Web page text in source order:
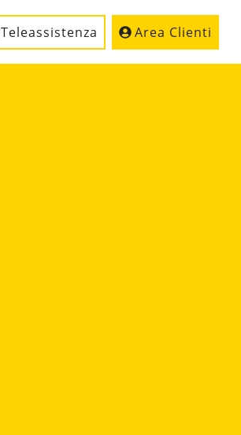
Teleassistenza Area Clienti